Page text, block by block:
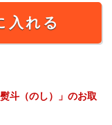
入れる
斗（のし）」のお取